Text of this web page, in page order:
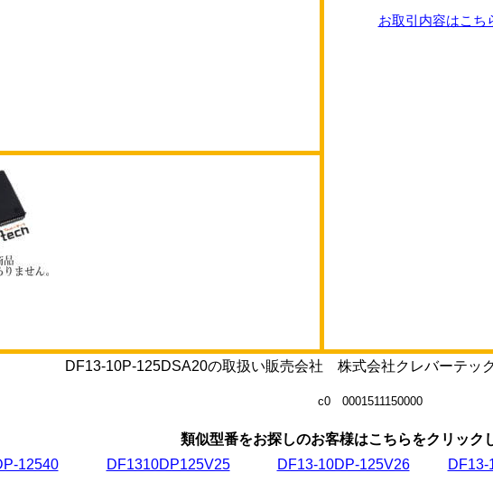
お取引内容はこち
DF13-10P-125DSA20の取扱い販売会社 株式会社クレバーテ
c0 0001511150000
類似型番をお探しのお客様はこちらをクリック
12540
DF1310DP125V25 DF13-10DP-125V26 DF13-